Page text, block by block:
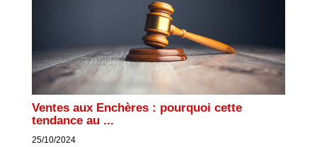
Ventes aux Enchères : pourquoi cette
tendance au ...
25/10/2024